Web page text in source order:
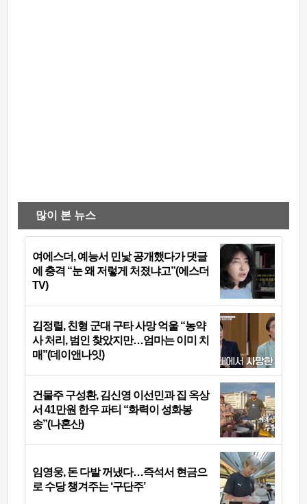
많이 본 뉴스
여에스더, 예능서 민낯 공개했다가 댓글
에 충격 “눈 왜 저렇게 처졌냐고”(에스더
TV)
김정렬, 친형 군대 구타 사망 억울 “농약
사 처리, 범인 찾았지만…엄마는 이미 치
매”(데이앤나잇)
건물주 구성환, 김신영 이선민과 집 옥상
서 41만원 한우 파티 “화력이 성화봉
송”(나혼산)
임영웅, 돈 다발 꺼냈다…즉석서 현금으
로 수당 챙겨주는 ‘구단주’